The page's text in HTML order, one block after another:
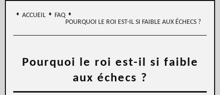
♦ ACCUEIL ♦ FAQ ♦
POURQUOI LE ROI EST-IL SI FAIBLE AUX ÉCHECS ?
Pourquoi le roi est-il si faible
aux échecs ?